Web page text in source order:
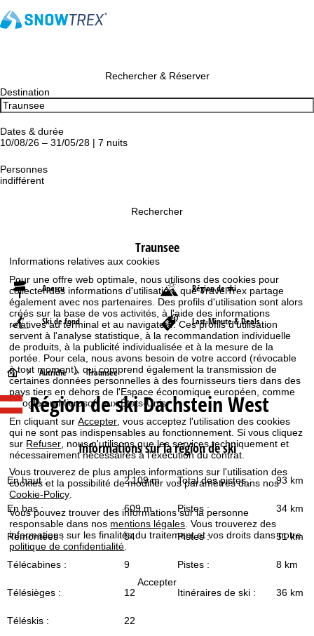
Informations relatives aux cookies
Pour une offre web optimale, nous utilisons des cookies pour
collecter des informations d'utilisation, que TravelTrex partage
également avec nos partenaires. Des profils d'utilisation sont alors
créés sur la base de vos activités, à l'aide des informations
relatives au terminal et au navigateur. Ces profils d'utilisation
servent à l'analyse statistique, à la recommandation individuelle
de produits, à la publicité individualisée et à la mesure de la
portée. Pour cela, nous avons besoin de votre accord (révocable
à tout moment), qui comprend également la transmission de
certaines données personnelles à des fournisseurs tiers dans des
pays tiers en dehors de l'Espace économique européen, comme
Google ou Microsoft aux États-Unis.
En cliquant surAccepter , vous acceptez l'utilisation des cookies
qui ne sont pas indispensables au fonctionnement. Si vous cliquez
sur Refuser , nous n'utilisons que les services techniquement et
nécessairement nécessaires à l'exécution du contrat.
Vous trouverez de plus amples informations sur l'utilisation des
cookies et la possibilité de modifier vos paramètres dans nos
Cookie-Policy.
Vous pouvez trouver des informations sur la personne
responsable dans nos mentions légales. Vous trouverez des
informations sur les finalités du traitement et vos droits dans notre
politique de confidentialité.
Accepter
Rechercher & Réserver
Destination
Dates & durée
10/08/26 – 31/05/28 | 7 nuits
Personnes
indifférent
Rechercher
Traunsee
Aperçu Région de ski
Ski de fond Last-Minute & Deals
P
a
g
e
d
'
a
Autriche Traunsee
Région de ski Dachstein West
Informations sur la région de ski
En haut : 2 109 m Total des pistes : 93 km
En bas : 609 m Pistes : 34 km
Remontées : 54 Pistes : 51 km
Télécabines : 9 Pistes : 8 km
Télésièges : 12 Itinéraires de ski : 36 km
Téléskis : 22